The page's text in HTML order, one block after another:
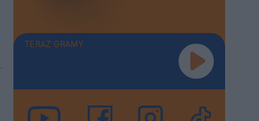
TERAZ GRAMY